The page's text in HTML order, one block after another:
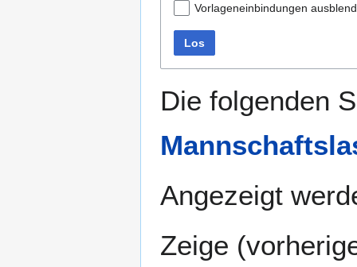
Vorlageneinbindungen
Los
Die folgenden
Angezeigt
Zeige (